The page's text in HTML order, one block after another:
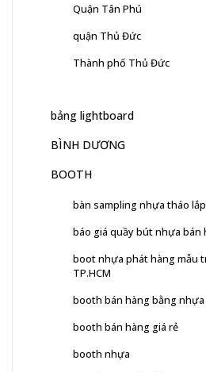
Quận Tân Phú
quận Thủ Đức
Thành phố Thủ Đức
bảng lightboard
BÌNH DƯƠNG
BOOTH
bàn sampling nhựa tháo lắp
báo giá quầy bút nhựa bán
boot nhựa phát hàng mẫu
TP.HCM
booth bán hàng bằng nhựa
booth bán hàng giá rẻ
booth nhựa